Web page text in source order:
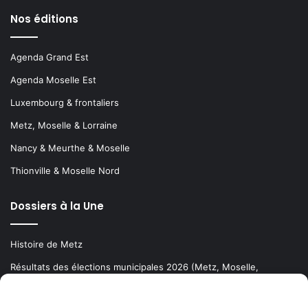
Nos éditions
Agenda Grand Est
Agenda Moselle Est
Luxembourg & frontaliers
Metz, Moselle & Lorraine
Nancy & Meurthe & Moselle
Thionville & Moselle Nord
Dossiers à la Une
Histoire de Metz
Résultats des élections municipales 2026 (Metz, Moselle,